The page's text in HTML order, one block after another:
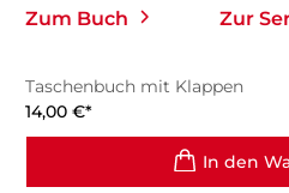
Zum Buch Zur
Taschenbuch mit Klappen
14,00 €*
In den